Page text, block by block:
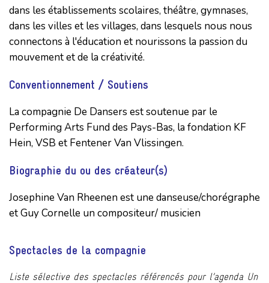
dans les établissements scolaires, théâtre, gymnases,
dans les villes et les villages, dans lesquels nous nous
connectons à l'éducation et nourissons la passion du
mouvement et de la créativité.
Conventionnement / Soutiens
La compagnie De Dansers est soutenue par le
Performing Arts Fund des Pays-Bas, la fondation KF
Hein, VSB et Fentener Van Vlissingen.
Biographie du ou des créateur(s)
Josephine Van Rheenen est une danseuse/chorégraphe
et Guy Cornelle un compositeur/ musicien
Spectacles de la compagnie
Liste sélective des spectacles référencés pour l’agenda Un